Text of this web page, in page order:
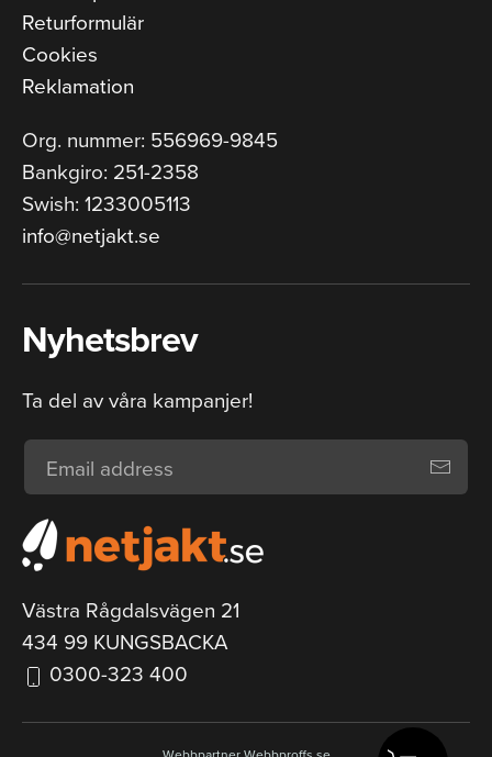
Returformulär
Cookies
Reklamation
Org. nummer: 556969-9845
Bankgiro: 251-2358
Swish: 1233005113
info@netjakt.se
Nyhetsbrev
Ta del av våra kampanjer!
Västra Rågdalsvägen 21
434 99 KUNGSBACKA
0300-323 400